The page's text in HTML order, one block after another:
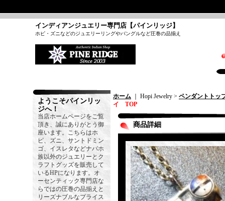
インディアンジュエリー専門店【パインリッジ】
ホピ・ズニなどのジュエリーリングやバングルなど圧巻の品揃え
ようこそパインリッ
ジへ！
当店ホームページをご覧
頂き、誠にありがとう御
座います。こちらはホ
ピ、ズニ、サントドミン
ゴ、イスレタなどナバホ
族以外のジュエリーとク
ラフトグッズを販売して
いるHPになります。オ
ーセンティック専門店な
らではの圧巻の品揃えと
リーズナブルなプライス
ホーム ｜ Hopi Jewelry > ペンダントトッ
イ TOP
商品詳細